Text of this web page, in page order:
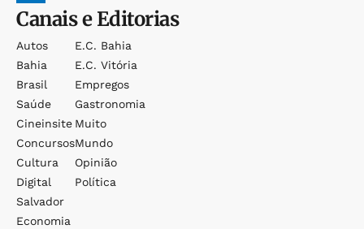
Canais e Editorias
Autos
Bahia
Brasil
Saúde
Cineinsite
Concursos
Cultura
Digital
Salvador
Economia
E.c. Bahia
E.c. Vitória
Empregos
Gastronomia
Muito
Mundo
Opinião
Política